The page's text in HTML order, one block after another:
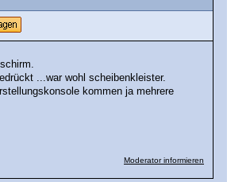
...war wohl scheibenkleister.
kommen ja mehrere
Moderator informieren